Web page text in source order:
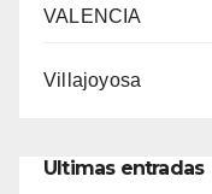
VALENCIA
Villajoyosa
Ultimas entradas